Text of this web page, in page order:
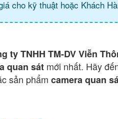
cho kỹ thuật hoặc Khách
ty TNHH TM-DV Viễn
quan sát mới nhất. Hãy
sản phẩm camera quan